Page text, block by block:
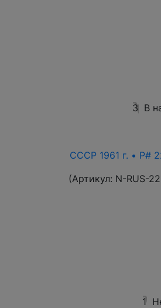
3 В
СССР 1961 г. • P#
(Артикул: N-RUS-
1